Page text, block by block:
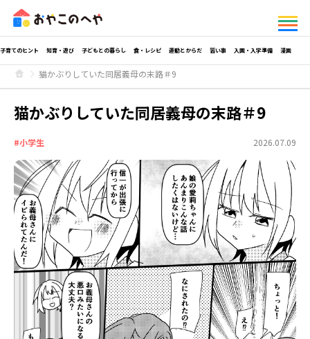
子育てのヒント 知育・遊び 子どもとの暮らし 食・レシピ 運動とからだ 習い事 入園・入学準備 漫画
猫かぶりしていた同居義母の末路＃9
猫かぶりしていた同居義母の末路＃9
#小学生 2026.07.09